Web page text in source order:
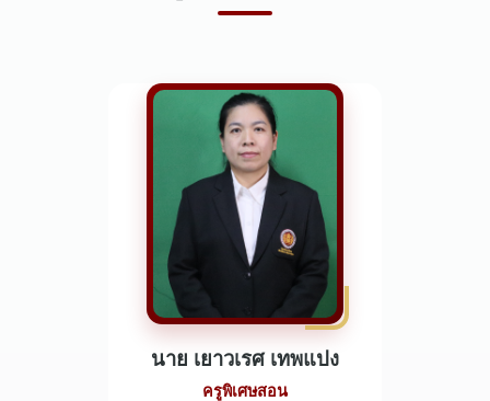
นาย เยาวเรศ เทพแปง
ครูพิเศษสอน